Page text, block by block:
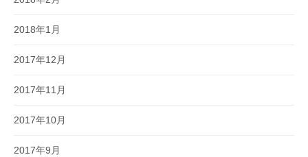
2018年1月
2017年12月
2017年11月
2017年10月
2017年9月